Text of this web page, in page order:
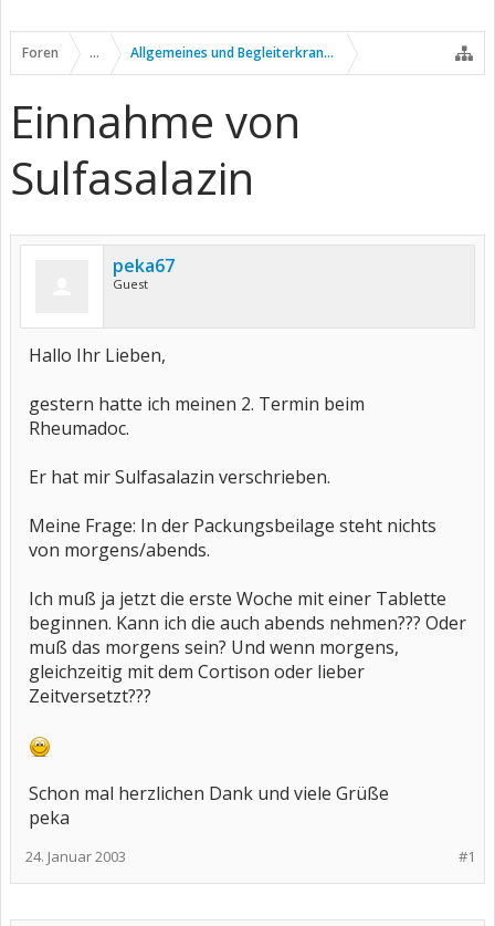
Foren ... Allgemeines und Begleiterkrankungen
Einnahme von
Sulfasalazin
peka67
Guest
Hallo Ihr Lieben,
gestern hatte ich meinen 2. Termin beim
Rheumadoc.
Er hat mir Sulfasalazin verschrieben.
Meine Frage: In der Packungsbeilage steht nichts
von morgens/abends.
Ich muß ja jetzt die erste Woche mit einer Tablette
beginnen. Kann ich die auch abends nehmen??? Oder
muß das morgens sein? Und wenn morgens,
gleichzeitig mit dem Cortison oder lieber
Zeitversetzt???
Schon mal herzlichen Dank und viele Grüße
peka
#1
24. Januar 2003